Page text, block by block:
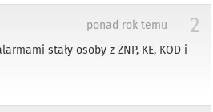
2
ponad rok temu
stały osoby z ZNP, KE, KOD i